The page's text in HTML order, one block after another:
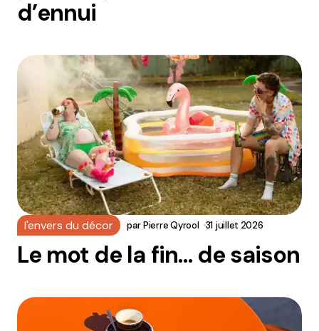
d’ennui
l'envers du décor parPierre Qyrool 31 juillet 2026
Le mot de la fin… de saison